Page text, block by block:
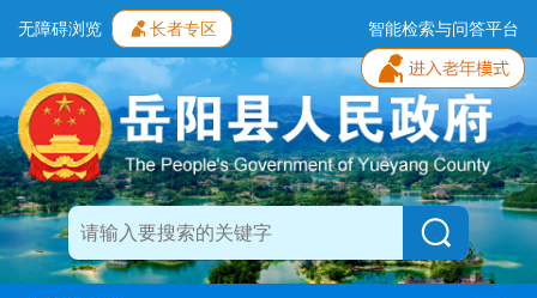
无障碍浏览 长者专区 智能检索与问答平台